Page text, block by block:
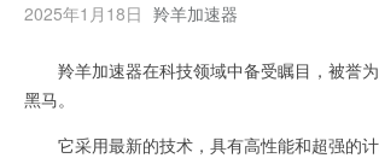
2025年1月18日 羚羊加速器
羚羊加速器在科技领域中备受瞩目，被誉为
黑马。
它采用最新的技术，具有高性能和超强的计